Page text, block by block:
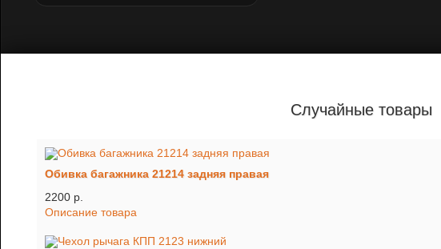
Случайные товары
Обивка багажника 21214 задняя правая
2200 p.
Описание товара